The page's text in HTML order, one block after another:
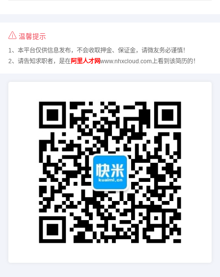
温馨提示
1、本平台仅供信息发布，不会收取押金、保证金，请微友务必谨慎！
2、请告知求职者，是在阿里人才网www.nhxcloud.com上看到该简历的！